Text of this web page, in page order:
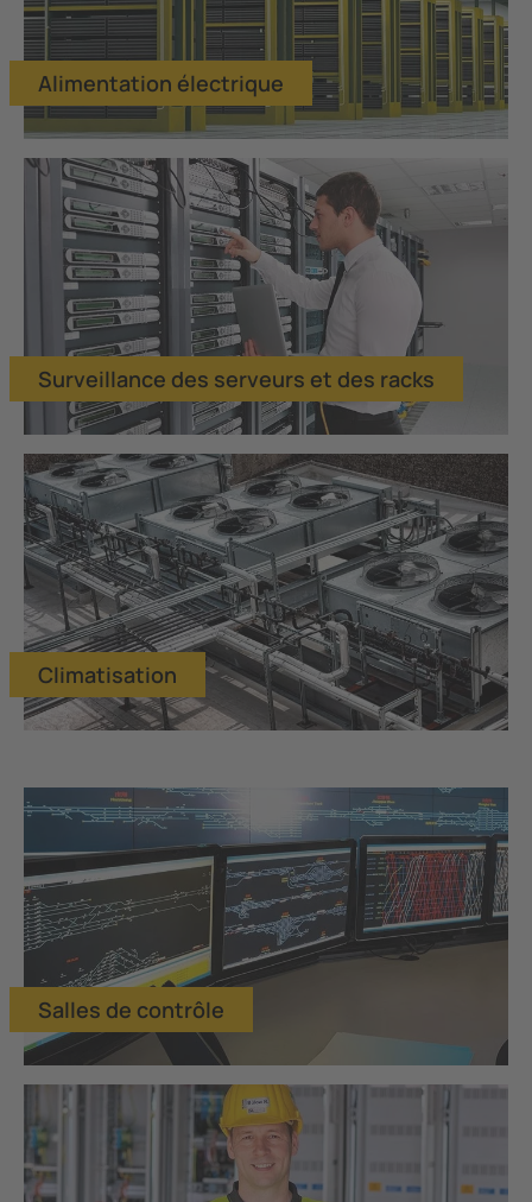
Alimentation électrique
Surveillance des serveurs et des racks
Climatisation
Salles de contrôle